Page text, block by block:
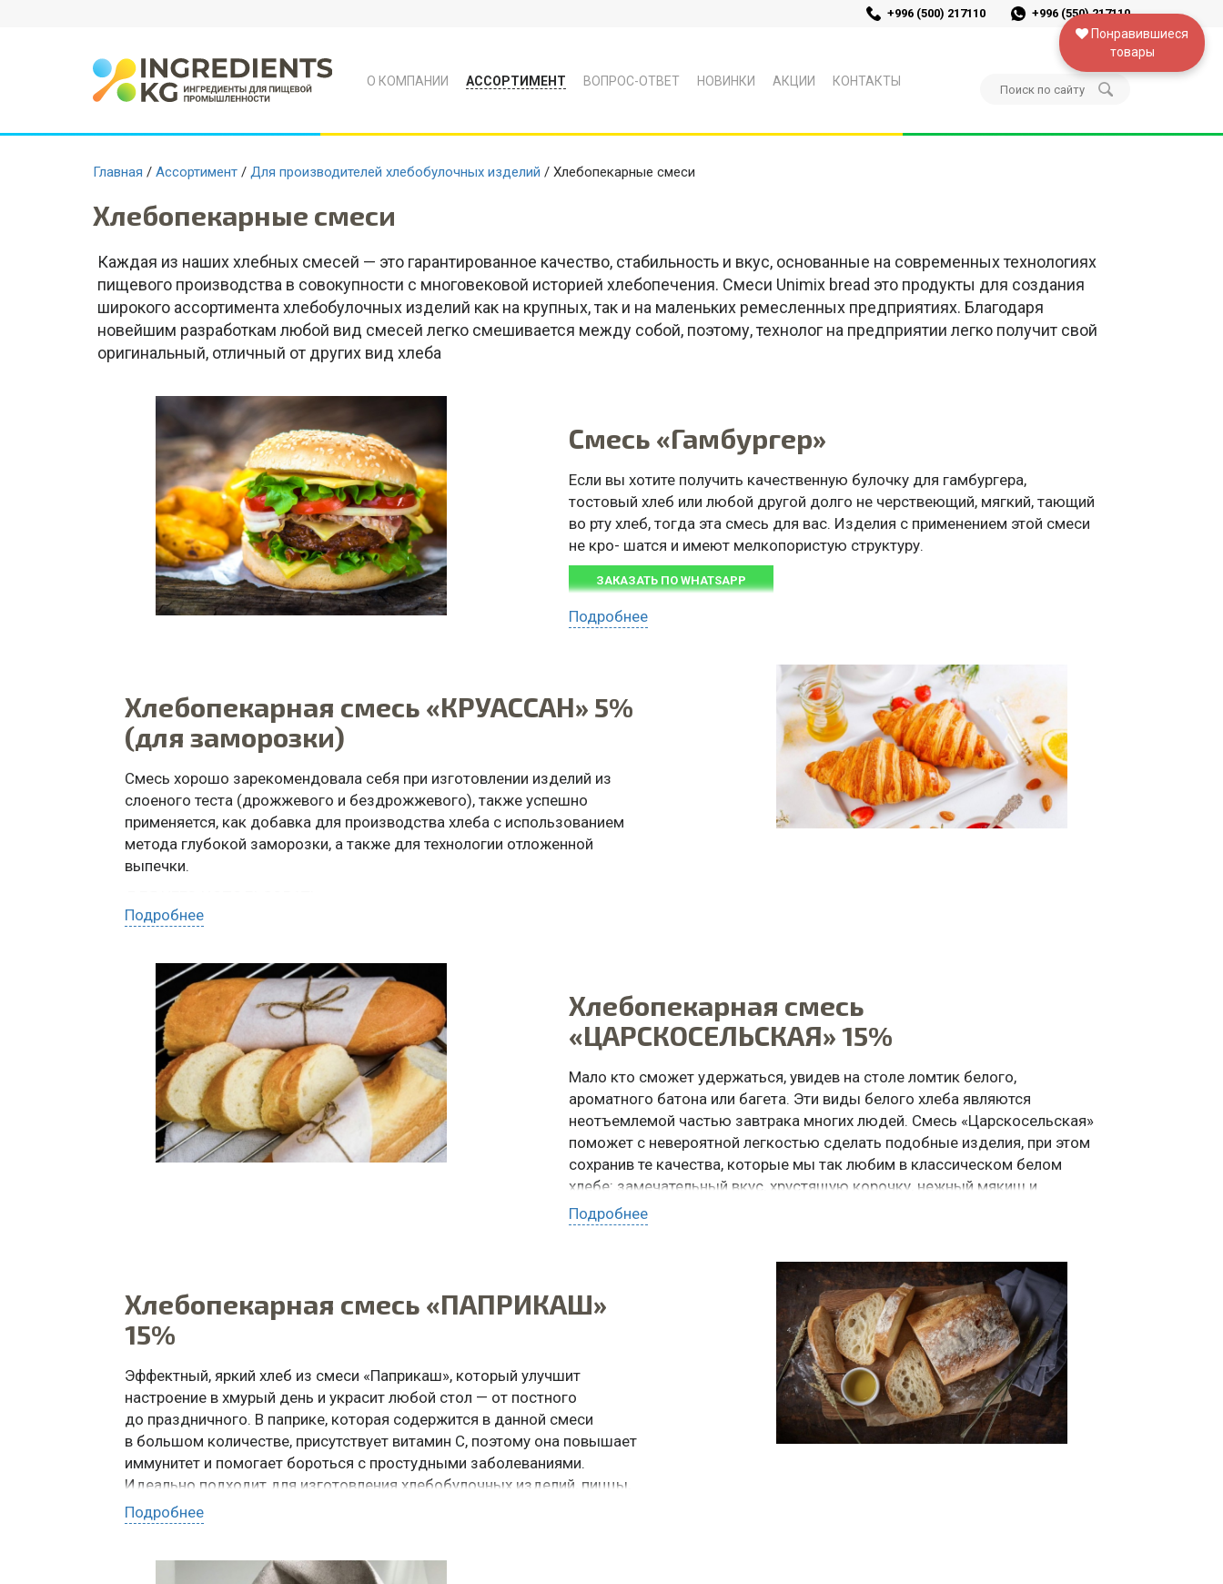
+996 (500) 217110 +996 (550) 217110
О КОМПАНИИ АССОРТИМЕНТ ВОПРОС-ОТВЕТ НОВИНКИ АКЦИИ КОНТАКТЫ
Главная / Ассортимент / Для производителей хлебобулочных изделий / Хлебопекарные смеси
Хлебопекарные смеси
Каждая из наших хлебных смесей — это гарантированное качество, стабильность и вкус, основанные на современных технологиях
пищевого производства в совокупности с многовековой историей хлебопечения. Смеси Unimix bread это продукты для создания
широкого ассортимента хлебобулочных изделий как на крупных, так и на маленьких ремесленных предприятиях. Благодаря
новейшим разработкам любой вид смесей легко смешивается между собой, поэтому, технолог на предприятии легко получит свой
оригинальный, отличный от других вид хлеба
Смесь «Гамбургер»
Если вы хотите получить качественную булочку для гамбургера,
тостовый хлеб или любой другой долго не черствеющий, мягкий, тающий
во рту хлеб, тогда эта смесь для вас. Изделия с применением этой смеси
не кро- шатся и имеют мелкопористую структуру.
ЗАКАЗАТЬ ПО WHATSAPP
Подробнее
Хлебопекарная смесь «КРУАССАН» 5%
(для заморозки)
Смесь хорошо зарекомендовала себя при изготовлении изделий из
слоеного теста (дрожжевого и бездрожжевого), также успешно
применяется, как добавка для производства хлеба с использованием
метода глубокой заморозки, а также для технологии отложенной
выпечки.
заморозке
Подробнее
Хлебопекарная смесь
«ЦАРСКОСЕЛЬСКАЯ» 15%
Мало кто сможет удержаться, увидев на столе ломтик белого,
ароматного батона или багета. Эти виды белого хлеба являются
неотъемлемой частью завтрака многих людей. Смесь «Царскосельская»
поможет с невероятной легкостью сделать подобные изделия, при этом
сохранив те качества, которые мы так любим в классическом белом
хлебе: замечательный вкус, хрустящую корочку, нежный мякиш и
неповторимый аромат.
Подробнее
Хлебопекарная смесь «ПАПРИКАШ»
15%
Эффектный, яркий хлеб из смеси «Паприкаш», который улучшит
настроение в хмурый день и украсит любой стол — от постного
до праздничного. В паприке, которая содержится в данной смеси
в большом количестве, присутствует витамин С, поэтому она повышает
иммунитет и помогает бороться с простудными заболеваниями.
Идеально подходит для изготовления хлебобулочных изделий, пиццы,
снеков. Смесь применяют на крупных хлебозаводах, минипекарнях
и ресторанах.
ДЛЯ ЧЕГО ИСПОЛЬЗОВАТЬ: пряный хлеб, пицца, снеки
Подробнее
Понравившиеся
товары